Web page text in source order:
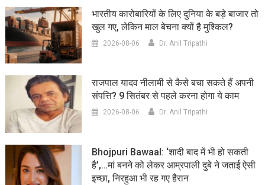
भारतीय कारोबारियों के लिए दुनिया के बड़े बाजार तो
खुल गए, लेकिन माल बेचना क्यों है मुश्किल?
2026-08-06 Dr. Anil Tripathi
राजपाल यादव नीलामी से कैसे बचा सकते हैं अपनी
संपत्ति? 9 सितंबर से पहले करना होगा ये काम
2026-08-06 Dr. Anil Tripathi
Bhojpuri Bawaal: ‘शादी बाद में भी हो सकती
है’,…मां बनने को लेकर आम्रपाली दुबे ने जताई ऐसी
इच्छा, निरहुआ भी रह गए हैरान